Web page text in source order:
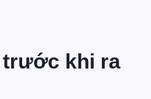
khi ra